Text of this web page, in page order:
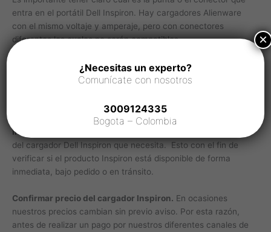
entra en el portátil Dell Inspiron. Hay cargadores Alienware
con el mismo voltaje y amperaje, pero con conectores
diferentes los cuales no serán compatibles.
Confirmar disponibilidad del cargador 3000 Series
Inspiron 3153 2-in-1.
del cargador Dell Inspiron que necesita. Esto con el fin de
verificar si el producto Inspiron está disponible de forma
inmediata, bajo pedido o en tránsito.
Confirmar precio del cargador Inspiron. En ocasiones
nuestros precios cambian sin previo aviso. Por esta razón,
antes de realizar un pago por nuestros diferentes canales de
¿Necesitas un experto?
Comunícate con nosotros
3009124335
Bogota – Colombia
×